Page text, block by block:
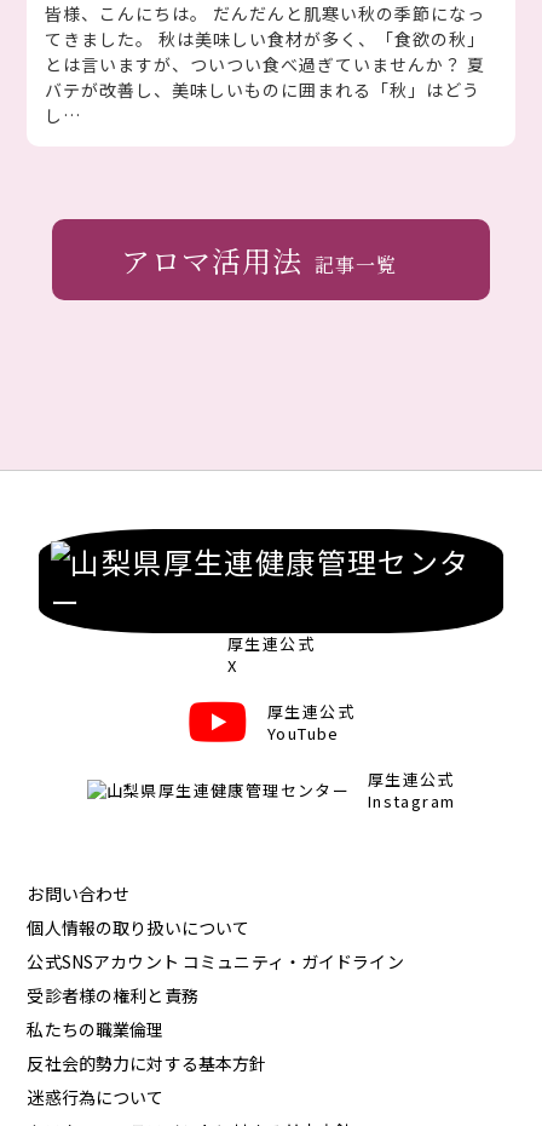
皆様、こんにちは。 だんだんと肌寒い秋の季節になっ
てきました。 秋は美味しい食材が多く、「食欲の秋」
とは言いますが、ついつい食べ過ぎていませんか？ 夏
バテが改善し、美味しいものに囲まれる「秋」はどう
し…
アロマ活用法 記事一覧
厚生連公式
X
厚生連公式
YouTube
厚生連公式
Instagram
お問い合わせ
個人情報の取り扱いについて
公式SNSアカウント コミュニティ・ガイドライン
受診者様の権利と責務
私たちの職業倫理
反社会的勢力に対する基本方針
迷惑行為について